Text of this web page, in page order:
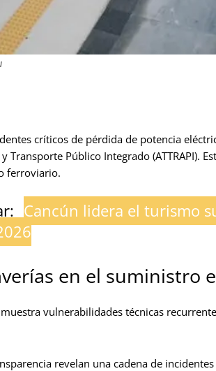
críticos de pérdida de potencia
Transporte Público Integrado (ATTRAPI).
ferroviario.
Cancún lidera el turismo
en el suministro
vulnerabilidades técnicas
revelan una cadena de